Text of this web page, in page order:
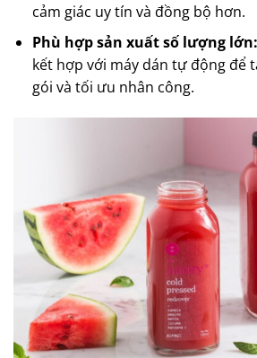
cảm giác uy tín và đồng bộ hơn.
Phù hợp sản xuất số lượng lớn:
kết hợp với máy dán tự động để
gói và tối ưu nhân công.